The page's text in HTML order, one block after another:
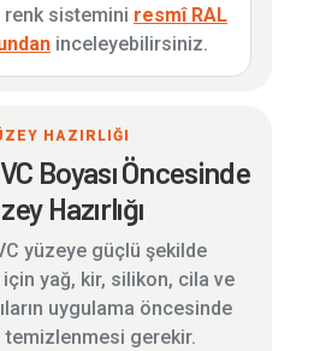
renk sistemini resmî RAL
inceleyebilirsiniz.
HAZIRLIĞI
Boyası Öncesinde
Hazırlığı
yüzeye güçlü şekilde
yağ, kir, silikon, cila ve
uygulama öncesinde
temizlenmesi gerekir.